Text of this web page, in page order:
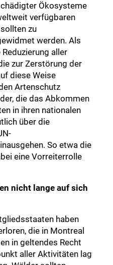
Ökosysteme
verfügbaren
zu
werden. Als
aller
zur Zerstörung der
diese Weise
Artenschutz
die das Abkommen
in ihren nationalen
über die
So etwa die
eine Vorreiterrolle
nicht lange auf sich
haben
die in Montreal
in geltendes Recht
aller Aktivitäten lag